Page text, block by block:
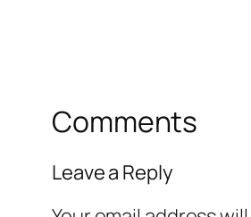
Comments
Leave a Reply